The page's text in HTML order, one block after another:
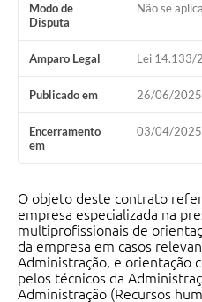
Modo de
Disputa
Não se aplica
Amparo Legal Lei 14.133/
Publicado em 26/06/2025
Encerramento
em
03/04/2025
O objeto deste contrato
empresa especializada na
multiprofissionais de
da empresa em casos
Administração, e orientação
pelos técnicos da
Administração (Recursos